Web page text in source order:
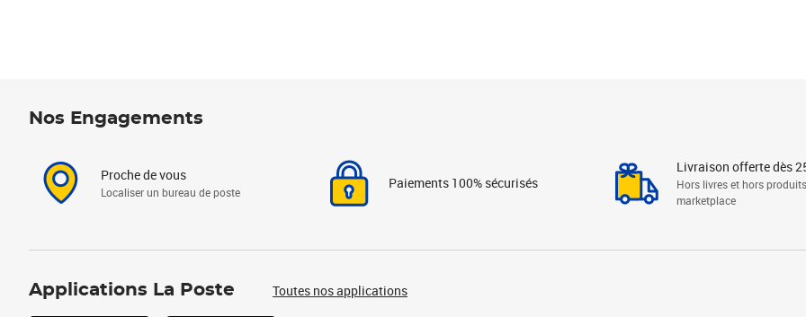
Nos Engagements
Proche de vous
Localiser un bureau de poste
Paiements 100% sécurisés
Livraison offerte dès
Hors livres et hors produits
marketplace
Applications La Poste Toutes nos applications